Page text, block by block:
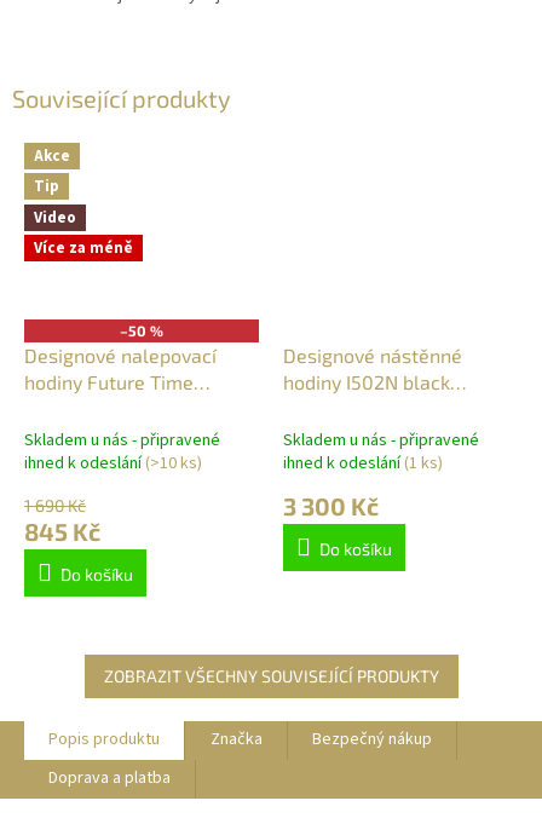
Související produkty
Akce
Tip
Video
Více za méně
–50 %
Designové nalepovací
hodiny Future Time
60cm
Skladem u nás - připravené
ihned k odeslání(>10 ks)
1 690 Kč
845 Kč
Do košíku
Designové nástěnné
hodiny I502N black
Skladem u nás - připravené
ihned k odeslání(1 ks)
3 300 Kč
Do košíku
ZOBRAZIT VŠECHNY SOUVISEJÍCÍ PRODUKTY
Popis produktu Značka
Bezpečný nákup
Doprava a platba